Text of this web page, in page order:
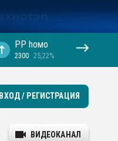
PP hомо
2300 25,22%
ВХОД / РЕГИСТРАЦИЯ
ВИДЕОКАНАЛ